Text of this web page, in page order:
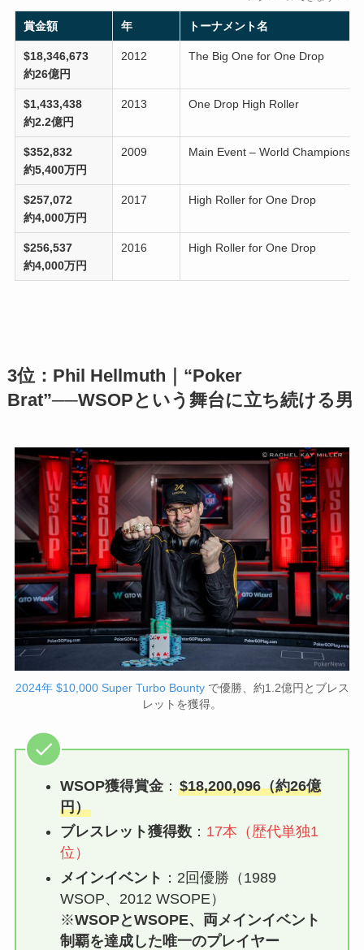
賞金額 年 トーナメント名
$18,346,673
約26億円
2012 The Big One for One Drop
$1,433,438
約2.2億円
2013 One Drop High Roller
$352,832
約5,400万円
2009 Main Event – World
$257,072
約4,000万円
2017 High Roller for One Drop
$256,537
約4,000万円
2016 High Roller for One Drop
3位：Phil Hellmuth｜“Poker
Brat”──WSOPという舞台に立ち続ける男
2024年 $10,000 Super Turbo Bounty で優勝、約1.2億円とブレス
レットを獲得。
WSOP獲得賞金： $18,200,096（約26億
円）
ブレスレット獲得数： 17本（歴代単独1
位）
メインイベント ：2回優勝（1989
WSOP、2012 WSOPE）
※WSOPとWSOPE、両メインイベント
制覇を達成した唯一のプレイヤー